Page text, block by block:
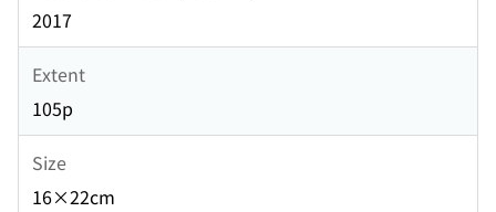
2017
Extent
105p
Size
16×22cm